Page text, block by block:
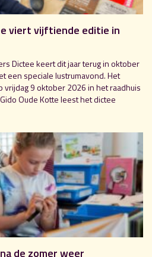
viert vijftiende editie in
Dictee keert dit jaar terug in oktober
een speciale lustrumavond. Het
vrijdag 9 oktober 2026 in het raadhuis
Oude Kotte leest het dictee
de zomer weer